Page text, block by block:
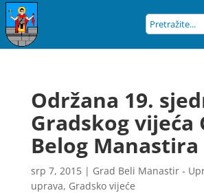
Održana 19.
Gradskog vijeća
Belog Manastira
srp 7, 2015| Grad Beli Manastir -
uprava, Gradsko vijeće